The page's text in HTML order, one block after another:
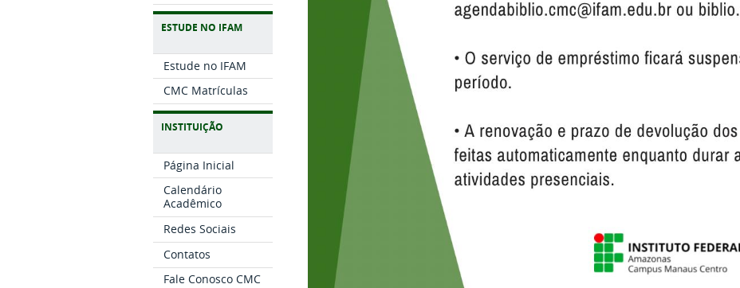
ESTUDE NO IFAM
Estude no IFAM
CMC Matrículas
INSTITUIÇÃO
Página Inicial
Calendário
Acadêmico
Redes Sociais
Contatos
Fale Conosco CMC